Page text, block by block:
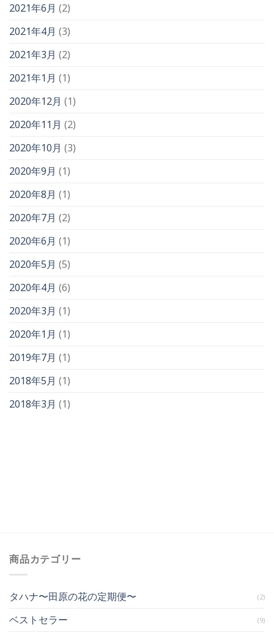
2021年6月 (2)
2021年4月 (3)
2021年3月 (2)
2021年1月 (1)
2020年12月 (1)
2020年11月 (2)
2020年10月 (3)
2020年9月 (1)
2020年8月 (1)
2020年7月 (2)
2020年6月 (1)
2020年5月 (5)
2020年4月 (6)
2020年3月 (1)
2020年1月 (1)
2019年7月 (1)
2018年5月 (1)
2018年3月 (1)
商品カテゴリー
タハナ〜田原の花の定期便〜 (2)
ベストセラー (9)